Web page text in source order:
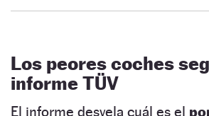
Los peores coches
informe TÜV
El informe desvela cuál es el